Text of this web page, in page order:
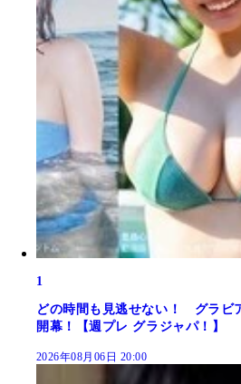
1
どの時間も見逃せない！ グラビ
開幕！【週プレ グラジャパ！】
2026年08月06日 20:00